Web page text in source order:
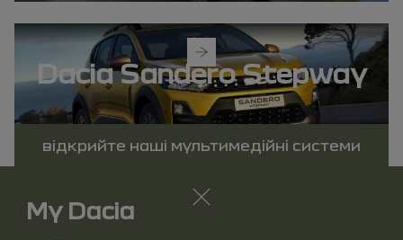
Dacia Sandero Stepway
відкрийте
інструкцію
відкрийте наші мультимедійні системи
Закрити
My Dacia